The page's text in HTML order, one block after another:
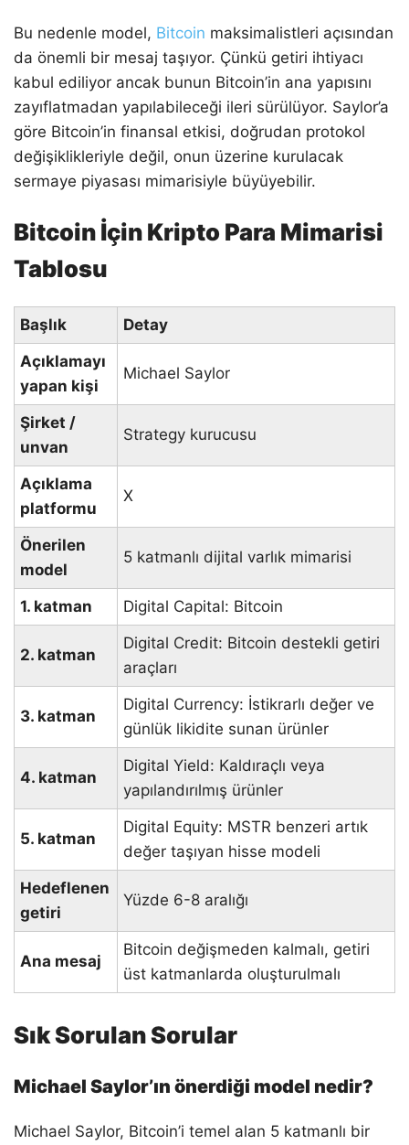
Bu nedenle model, Bitcoin maksimalistleri açısından
da önemli bir mesaj taşıyor. Çünkü getiri ihtiyacı
kabul ediliyor ancak bunun Bitcoin’in ana yapısını
zayıflatmadan yapılabileceği ileri sürülüyor. Saylor’a
göre Bitcoin’in finansal etkisi, doğrudan protokol
değişiklikleriyle değil, onun üzerine kurulacak
sermaye piyasası mimarisiyle büyüyebilir.
Bitcoin İçin Kripto Para Mimarisi
Tablosu
Başlık
Detay
Açıklamayı
yapan kişi
Michael Saylor
Şirket /
unvan
Strategy kurucusu
Açıklama
platformu
X
Önerilen
model
5 katmanlı dijital varlık mimarisi
1. katman Digital Capital: Bitcoin
2. katman
Digital Credit: Bitcoin destekli getiri
araçları
3. katman
Digital Currency: İstikrarlı değer ve
günlük likidite sunan ürünler
4. katman
Digital Yield: Kaldıraçlı veya
yapılandırılmış ürünler
5. katman
Digital Equity: MSTR benzeri artık
değer taşıyan hisse modeli
Hedeflenen
getiri
Yüzde 6-8 aralığı
Ana mesaj
Bitcoin değişmeden kalmalı, getiri
üst katmanlarda oluşturulmalı
Sık Sorulan Sorular
Michael Saylor’ın önerdiği model nedir?
Michael Saylor, Bitcoin’i temel alan 5 katmanlı bir